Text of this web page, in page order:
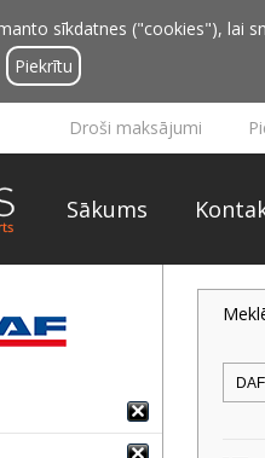
sīkdatnes ("cookies"), lai
Piekrītu
Droši maksājumi
Sākums